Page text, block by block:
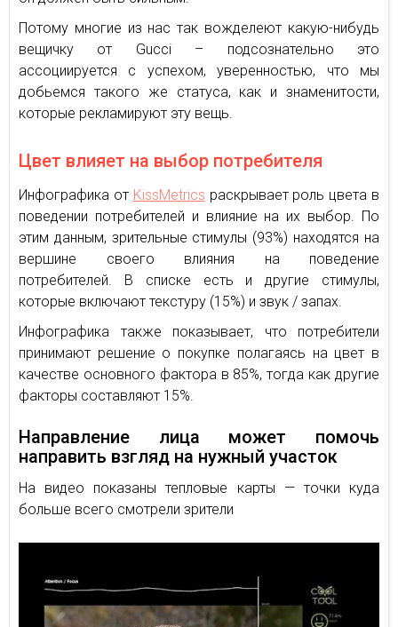
Потому многие из нас так вожделеют какую-нибудь
вещичку от Gucci – подсознательно это
ассоциируется с успехом, уверенностью, что мы
добьемся такого же статуса, как и знаменитости,
которые рекламируют эту вещь.
Цвет влияет на выбор потребителя
Инфографика от KissMetrics раскрывает роль цвета в
поведении потребителей и влияние на их выбор. По
этим данным, зрительные стимулы (93%) находятся на
вершине своего влияния на поведение
потребителей. В списке есть и другие стимулы,
которые включают текстуру (15%) и звук / запах.
Инфографика также показывает, что потребители
принимают решение о покупке полагаясь на цвет в
качестве основного фактора в 85%, тогда как другие
факторы составляют 15%.
Направление лица может помочь
направить взгляд на нужный участок
На видео показаны тепловые карты — точки куда
больше всего смотрели зрители